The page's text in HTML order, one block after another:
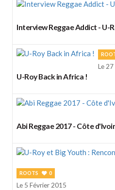
Interview Reggae Addict - U-
Le
U-Roy Back in Africa !
Abi Reggae 2017 - Côte
ROOTS 0
Le 5 Février 2015